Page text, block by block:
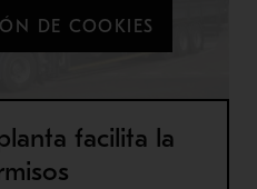
DE COOKIES
facilita la